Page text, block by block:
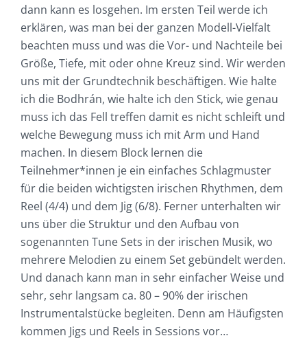
dann kann es losgehen. Im ersten Teil werde ich
erklären, was man bei der ganzen Modell-Vielfalt
beachten muss und was die Vor- und Nachteile bei
Größe, Tiefe, mit oder ohne Kreuz sind. Wir werden
uns mit der Grundtechnik beschäftigen. Wie halte
ich die Bodhrán, wie halte ich den Stick, wie genau
muss ich das Fell treffen damit es nicht schleift und
welche Bewegung muss ich mit Arm und Hand
machen. In diesem Block lernen die
Teilnehmer*innen je ein einfaches Schlagmuster
für die beiden wichtigsten irischen Rhythmen, dem
Reel (4/4) und dem Jig (6/8). Ferner unterhalten wir
uns über die Struktur und den Aufbau von
sogenannten Tune Sets in der irischen Musik, wo
mehrere Melodien zu einem Set gebündelt werden.
Und danach kann man in sehr einfacher Weise und
sehr, sehr langsam ca. 80 – 90% der irischen
Instrumentalstücke begleiten. Denn am Häufigsten
kommen Jigs und Reels in Sessions vor…